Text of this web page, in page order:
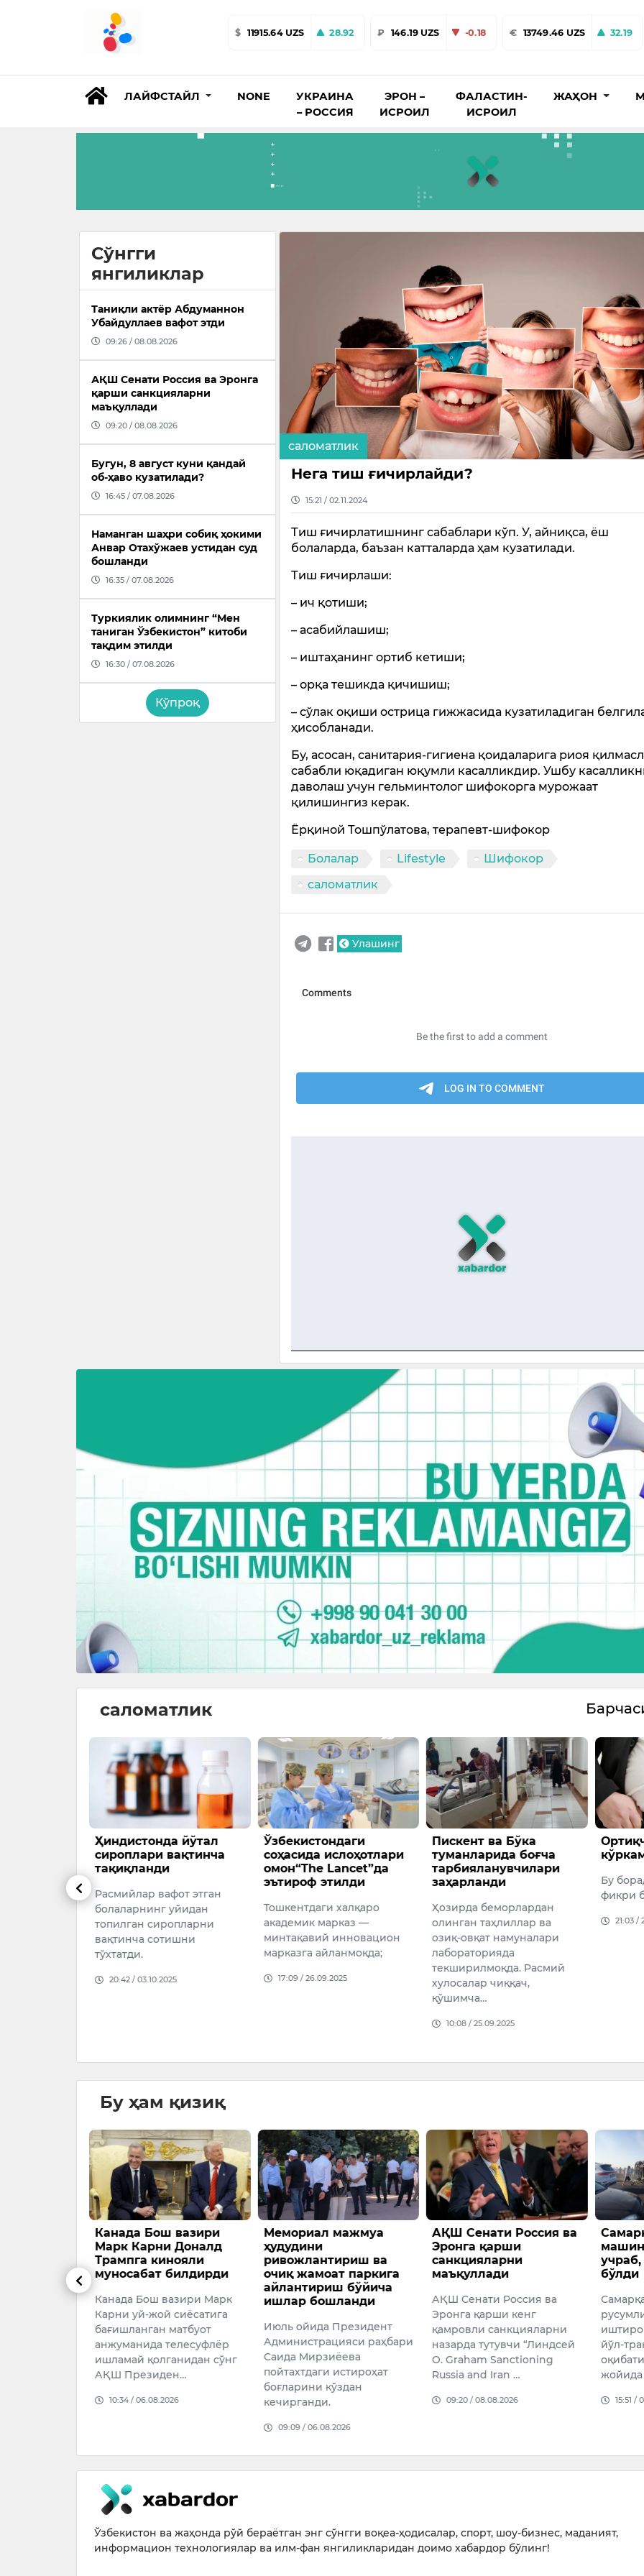
$ 11915.64 UZS 28.92 ₽ 146.19 UZS -0.18 € 13749.46 UZS 32.19
ЛАЙФСТАЙЛ NONE
УКРАИНА
– РОССИЯ
ЭРОН –
ИСРОИЛ
ФАЛАСТИН-
ИСРОИЛ
ЖАҲОН
Сўнгги
янгиликлар
Таниқли актёр Абдуманнон
Убайдуллаев вафот этди
09:26 / 08.08.2026
АҚШ Сенати Россия ва Эронга
қарши санкцияларни
маъқуллади
09:20 / 08.08.2026
Бугун, 8 август куни қандай
об-ҳаво кузатилади?
16:45 / 07.08.2026
Наманган шаҳри собиқ ҳокими
Анвар Отахўжаев устидан суд
бошланди
16:35 / 07.08.2026
Туркиялик олимнинг “Мен
таниган Ўзбекистон” китоби
тақдим этилди
16:30 / 07.08.2026
Кўпроқ
саломатлик
Нега тиш ғичирлайди?
15:21 / 02.11.2024
Тиш ғичирлатишнинг сабаблари кўп. У, айниқса, ёш
болаларда, баъзан катталарда ҳам кузатилади.
Тиш ғичирлаши:
– ич қотиши;
– асабийлашиш;
– иштаҳанинг ортиб кетиши;
– орқа тешикда қичишиш;
– сўлак оқиши острица гижжасида кузатиладиган
ҳисобланади.
Бу, асосан, санитария-гигиена қоидаларига риоя
сабабли юқадиган юқумли касалликдир. Ушбу
даволаш учун гельминтолог шифокорга мурожаат
қилишингиз керак.
Ёрқиной Тошпўлатова, терапевт-шифокор
Болалар Lifestyle
Шифокор
саломатлик
Улашинг
саломатлик
Ҳиндистонда йўтал
сироплари вақтинча
тақиқланди
Расмийлар вафот этган
болаларнинг уйидан
топилган сиропларни
вақтинча сотишни
тўхтатди.
20:42 / 03.10.2025
Ўзбекистондаги
соҳасида ислоҳотлари
омон“The Lancet”да
эътироф этилди
Тошкентдаги халқаро
академик марказ —
минтақавий инновацион
марказга айланмоқда;
17:09 / 26.09.2025
Пискент ва Бўка
туманларида боғча
тарбияланувчилари
заҳарланди
Ҳозирда беморлардан
олинган таҳлиллар ва
озиқ-овқат намуналари
лабораторияда
текширилмоқда. Расмий
хулосалар чиққач,
қўшимча…
10:08 / 25.09.2025
Бу
фикри
21:03 /
Бу ҳам қизиқ
терма
Канада Бош вазири
Марк Карни Доналд
Трампга кинояли
муносабат билдирди
Канада Бош вазири Марк
Карни уй-жой сиёсатига
бағишланган матбуот
анжуманида телесуфлёр
ишламай қолганидан сўнг
АҚШ Президен…
10:34 / 06.08.2026
Мемориал мажмуа
ҳудудини
ривожлантириш ва
очиқ жамоат паркига
айлантириш бўйича
ишлар бошланди
Июль ойида Президент
Администрацияси раҳбари
Саида Мирзиёева
пойтахтдаги истироҳат
боғларини кўздан
кечирганди.
09:09 / 06.08.2026
АҚШ Сенати Россия ва
Эронга қарши
санкцияларни
маъқуллади
АҚШ Сенати Россия ва
Эронга қарши кенг
қамровли санкцияларни
назарда тутувчи “Линдсей
O. Graham Sanctioning
Russia and Iran …
09:20 / 08.08.2026
учраб,
бўлди
йўл-
жойида
15:51 /
Ўзбекистон ва жаҳонда рўй бераётган энг сўнгги воқеа-ҳодисалар, спорт, шоу-бизнес, маданият,
информацион технологиялар ва илм-фан янгиликларидан доимо хабардор бўлинг!